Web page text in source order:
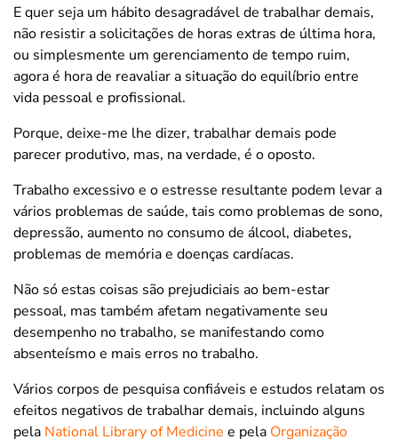
E quer seja um hábito desagradável de trabalhar demais,
não resistir a solicitações de horas extras de última hora,
ou simplesmente um gerenciamento de tempo ruim,
agora é hora de reavaliar a situação do equilíbrio entre
vida pessoal e profissional.
Porque, deixe-me lhe dizer, trabalhar demais pode
parecer produtivo, mas, na verdade, é o oposto.
Trabalho excessivo e o estresse resultante podem levar a
vários problemas de saúde, tais como problemas de sono,
depressão, aumento no consumo de álcool, diabetes,
problemas de memória e doenças cardíacas.
Não só estas coisas são prejudiciais ao bem-estar
pessoal, mas também afetam negativamente seu
desempenho no trabalho, se manifestando como
absenteísmo e mais erros no trabalho.
Vários corpos de pesquisa confiáveis e estudos relatam os
efeitos negativos de trabalhar demais, incluindo alguns
pela National Library of Medicine e pela Organização